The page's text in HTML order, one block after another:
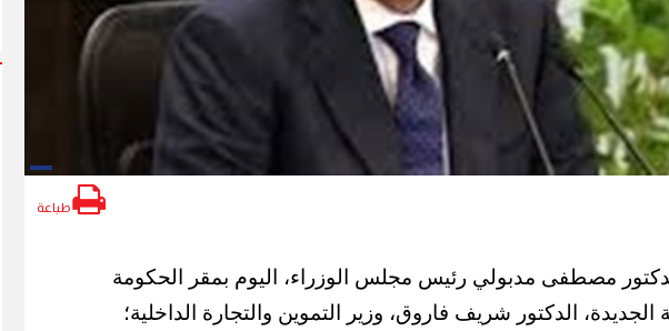
طباعة
مصطفى مدبولي رئيس مجلس الوزراء، اليوم بمقر الحكومة
الجديدة، الدكتور شريف فاروق، وزير التموين والتجارة الداخلية؛